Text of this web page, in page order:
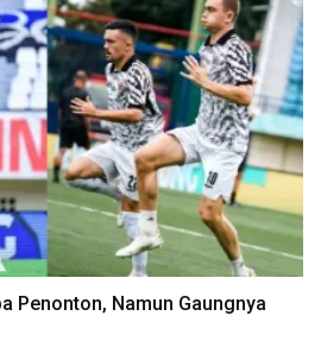
Penonton, Namun Gaungnya